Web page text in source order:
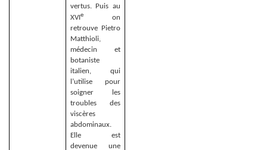
vertus. Puis au
XVIe on
retrouve Pietro
Matthioli,
médecin et
botaniste
italien, qui
l’utilise pour
soigner les
troubles des
viscères
abdominaux.
Elle est
devenue une